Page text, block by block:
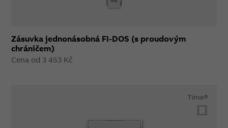
Zásuvka jednonásobná FI-DOS (s proudovým
chráničem)
Cena od 3 453 Kč
Time®